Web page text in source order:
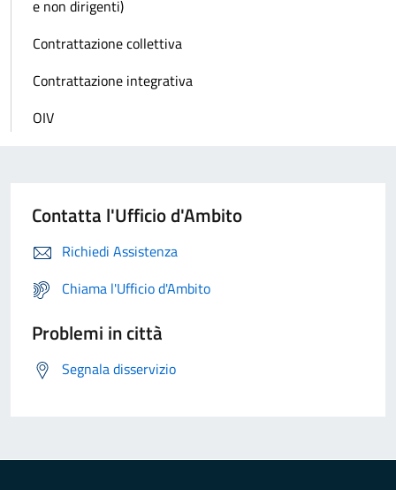
e non dirigenti)
Contrattazione collettiva
Contrattazione integrativa
OIV
Contatta l'Ufficio d'Ambito
Richiedi Assistenza
Chiama l'Ufficio d'Ambito
Problemi in città
Segnala disservizio